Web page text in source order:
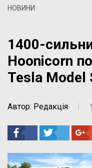
НОВИНИ
1400-
Hoonicorn
Tesla Model
Автор: Редакція |